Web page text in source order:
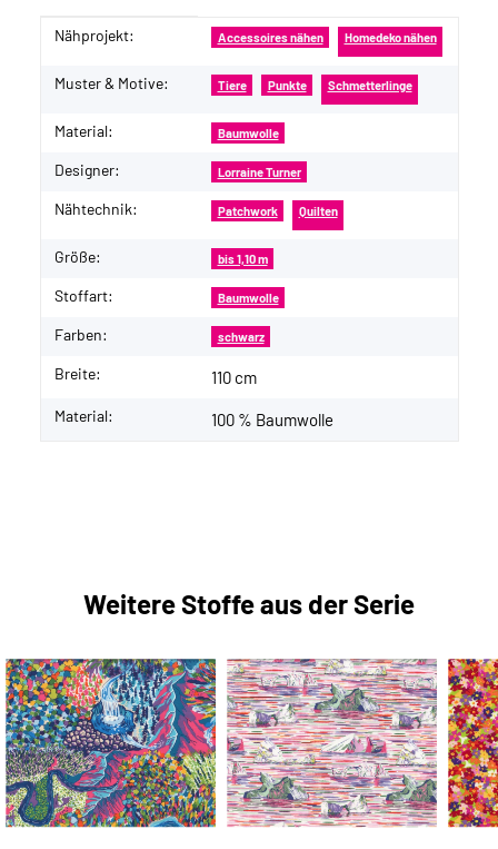
Produkteigenschaft
Wert
Nähprojekt: Accessoires nähen Homedeko nähen
Muster & Motive: Tiere Punkte Schmetterlinge
Material: Baumwolle
Designer: Lorraine Turner
Nähtechnik: Patchwork Quilten
Größe: bis 1,10 m
Stoffart: Baumwolle
Farben: schwarz
Breite: 110 cm
Material: 100 % Baumwolle
Weitere Stoffe aus der Serie